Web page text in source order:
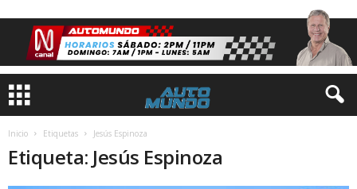
Inicio Etiquetas Jesús Espinoza
Etiqueta: Jesús Espinoza